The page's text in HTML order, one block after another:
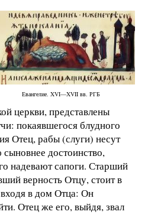
Евангелие. XVI—XVII вв. РГБ
церкви, представлены
покаявшегося блудного
Отец, рабы (слуги) несут
достоинство,
надевают сапоги. Старший
верность Отцу, стоит в
в дом Отца: Он
Отец же его, выйдя, звал